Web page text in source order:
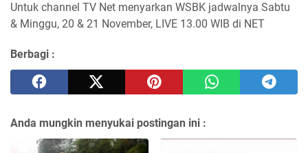
Untuk channel TV Net menyarkan WSBK jadwalnya Sabtu
& Minggu, 20 & 21 November, LIVE 13.00 WIB di NET
Berbagi :
Anda mungkin menyukai postingan ini :